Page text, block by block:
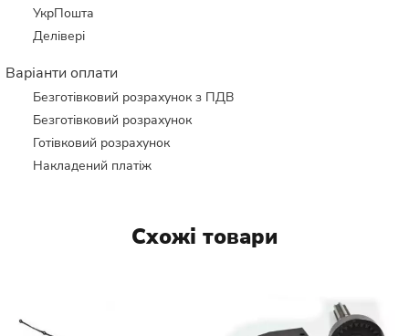
УкрПошта
Делівері
Варіанти оплати
Безготівковий розрахунок з ПДВ
Безготівковий розрахунок
Готівковий розрахунок
Накладений платіж
Схожі товари